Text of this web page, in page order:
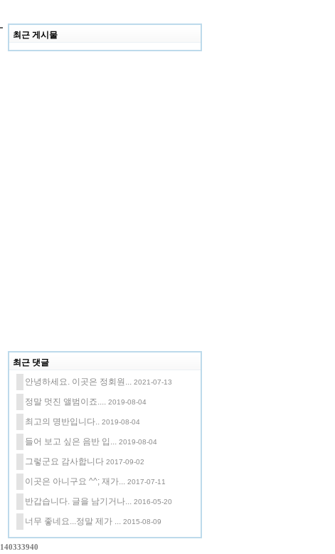
최근 게시물
최근 댓글
안녕하세요. 이곳은 정회원... 2021-07-13
정말 멋진 앨범이죠.... 2019-08-04
최고의 명반입니다.. 2019-08-04
들어 보고 싶은 음반 입... 2019-08-04
그렇군요 감사합니다 2017-09-02
이곳은 아니구요 ^^; 재가... 2017-07-11
반갑습니다. 글을 남기거나... 2016-05-20
너무 좋네요...정말 제가 ... 2015-08-09
140333940